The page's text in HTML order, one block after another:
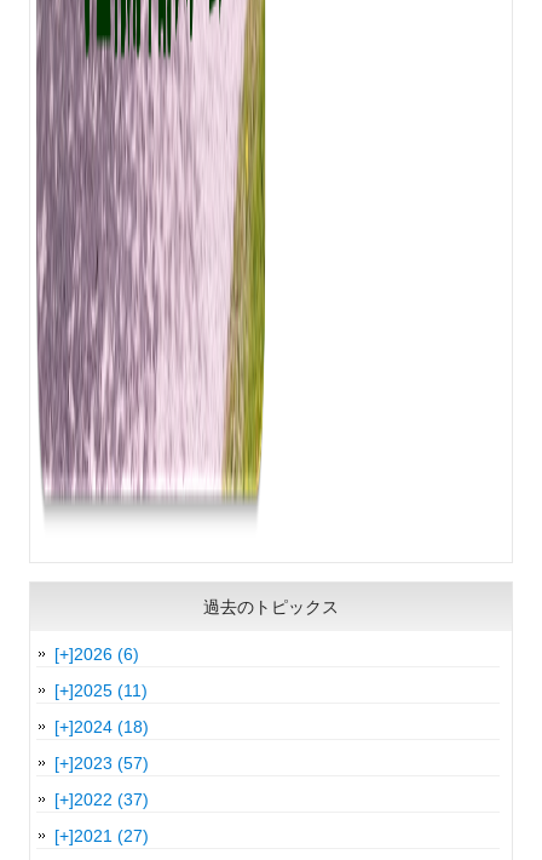
過去のトピックス
[+]2026 (6)
[+]2025 (11)
[+]2024 (18)
[+]2023 (57)
[+]2022 (37)
[+]2021 (27)